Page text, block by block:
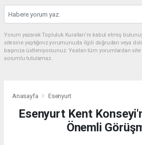
Yorum yazarak Topluluk Kuralları’nı kabul etmiş
sitesine yaptığınız yorumunuzla ilgili doğrudan veya
başınıza üstleniyorsunuz. Yazılan tüm yorumlardan
sorumlu tutulamaz.
Anasayfa Esenyurt
Esenyurt Kent
Önemli